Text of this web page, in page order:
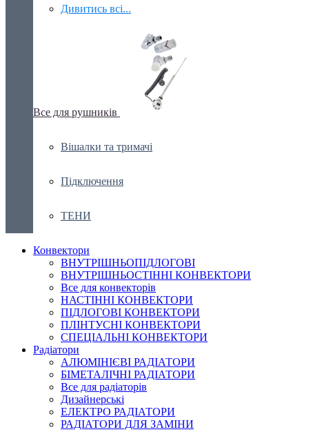
Дивитись всі...
Все для рушників
Вішалки та тримачі
Підключення
ТЕНИ
Конвектори
ВНУТРІШНЬОПІДЛОГОВІ
ВНУТРІШНЬОСТІННІ КОНВЕКТОРИ
Все для конвекторів
НАСТІННІ КОНВЕКТОРИ
ПІДЛОГОВІ КОНВЕКТОРИ
ПЛІНТУСНІ КОНВЕКТОРИ
СПЕЦІАЛЬНІ КОНВЕКТОРИ
Радіатори
АЛЮМІНІЄВІ РАДІАТОРИ
БІМЕТАЛІЧНІ РАДІАТОРИ
Все для радіаторів
Дизайнерські
ЕЛЕКТРО РАДІАТОРИ
РАДІАТОРИ ДЛЯ ЗАМІНИ